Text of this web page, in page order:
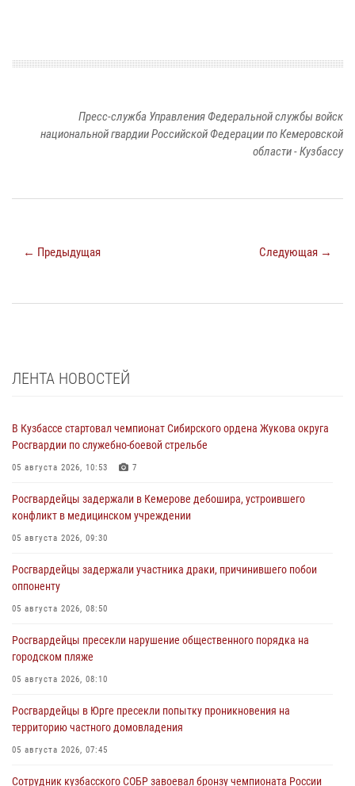
Пресс-служба Управления Федеральной службы войск
национальной гвардии Российской Федерации по Кемеровской
области - Кузбассу
← Предыдущая Следующая →
ЛЕНТА НОВОСТЕЙ
В Кузбассе стартовал чемпионат Сибирского ордена Жукова округа
Росгвардии по служебно-боевой стрельбе
05 августа 2026, 10:53 7
Росгвардейцы задержали в Кемерове дебошира, устроившего
конфликт в медицинском учреждении
05 августа 2026, 09:30
Росгвардейцы задержали участника драки, причинившего побои
оппоненту
05 августа 2026, 08:50
Росгвардейцы пресекли нарушение общественного порядка на
городском пляже
05 августа 2026, 08:10
Росгвардейцы в Юрге пресекли попытку проникновения на
территорию частного домовладения
05 августа 2026, 07:45
Сотрудник кузбасского СОБР завоевал бронзу чемпионата России